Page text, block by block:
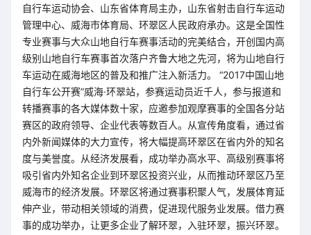
自行车运动协会、山东省体育局主办，山东省射击自行车运动
管理中心、威海市体育局、环翠区人民政府承办。这是全国性
专业赛事与大众山地自行车赛事活动的完美结合，开创国内高
级别山地自行车赛事首次落户齐鲁大地之先河，将为山地自行
车运动在威海地区的普及和推广注入新活力。 “2017中国山地
自行车公开赛”威海·环翠站，参赛运动员近千人，参与报道和
转播赛事的各大媒体数十家，应邀参加观摩赛事的全国各分站
赛区的政府领导、企业代表等数百人。从宣传角度看，通过省
内外新闻媒体的大力宣传，将大幅提高环翠区在省内外的知名
度与美誉度。从经济发展看，成功举办高水平、高级别赛事将
吸引省内外知名企业到环翠区投资兴业，从而推动环翠区乃至
威海市的经济发展。环翠区将通过赛事积聚人气，发展体育延
伸产业，带动相关领域的消费，促进现代服务业发展。借力赛
事的成功举办，让更多企业了解环翠，入驻环翠，振兴环翠。